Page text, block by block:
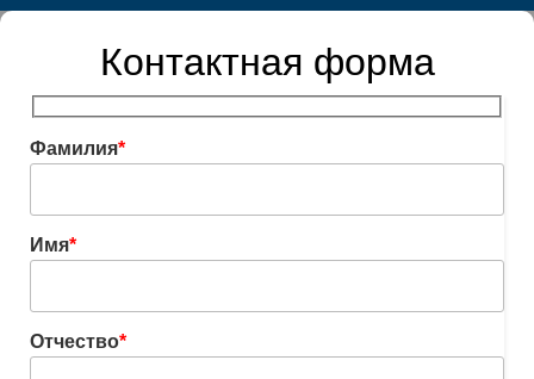
Контактная форма
Фамилия*
Имя*
Отчество*